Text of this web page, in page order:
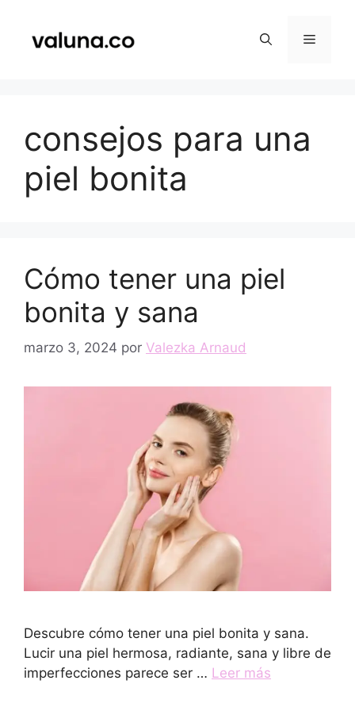
contenido
Menú
consejos para una
piel bonita
Cómo tener una piel
bonita y sana
marzo 3, 2024 por Valezka Arnaud
Descubre cómo tener una piel bonita y sana.
Lucir una piel hermosa, radiante, sana y libre de
imperfecciones parece ser … Leer más